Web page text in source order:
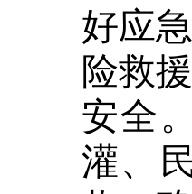
好应
险救
安全
灌、